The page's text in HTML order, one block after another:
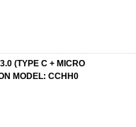
(TYPE C + MICRO
MODEL: CCHH0